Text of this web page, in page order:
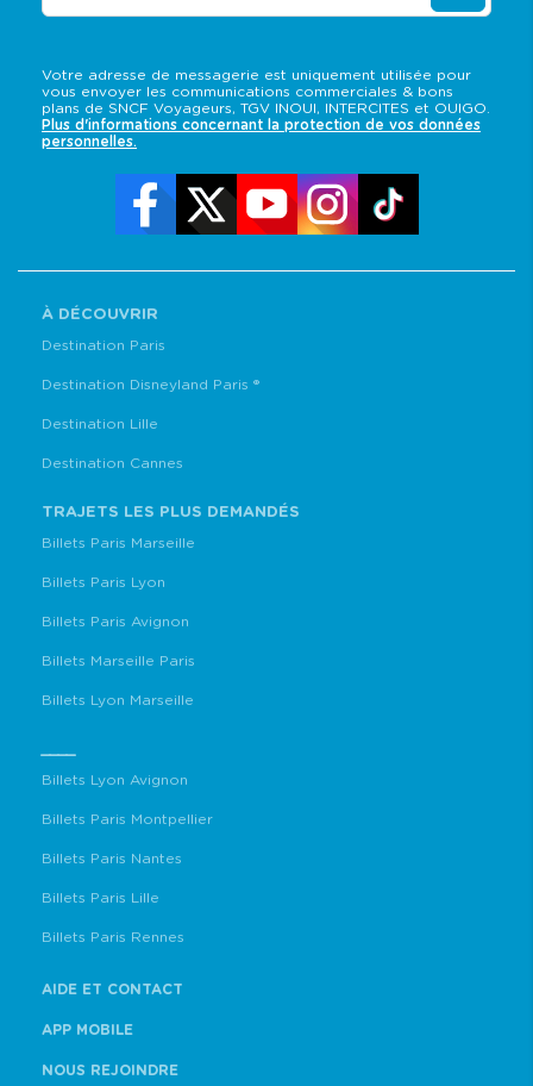
Votre adresse de messagerie est uniquement utilisée pour
vous envoyer les communications commerciales & bons
plans de SNCF Voyageurs, TGV INOUI, INTERCITES et OUIGO.
Plus d'informations concernant la protection de vos données
personnelles.
À DÉCOUVRIR
Destination Paris
Destination Disneyland Paris ®
Destination Lille
Destination Cannes
TRAJETS LES PLUS DEMANDÉS
Billets Paris Marseille
Billets Paris Lyon
Billets Paris Avignon
Billets Marseille Paris
Billets Lyon Marseille
Billets Lyon Avignon
Billets Paris Montpellier
Billets Paris Nantes
Billets Paris Lille
Billets Paris Rennes
AIDE ET CONTACT
APP MOBILE
NOUS REJOINDRE